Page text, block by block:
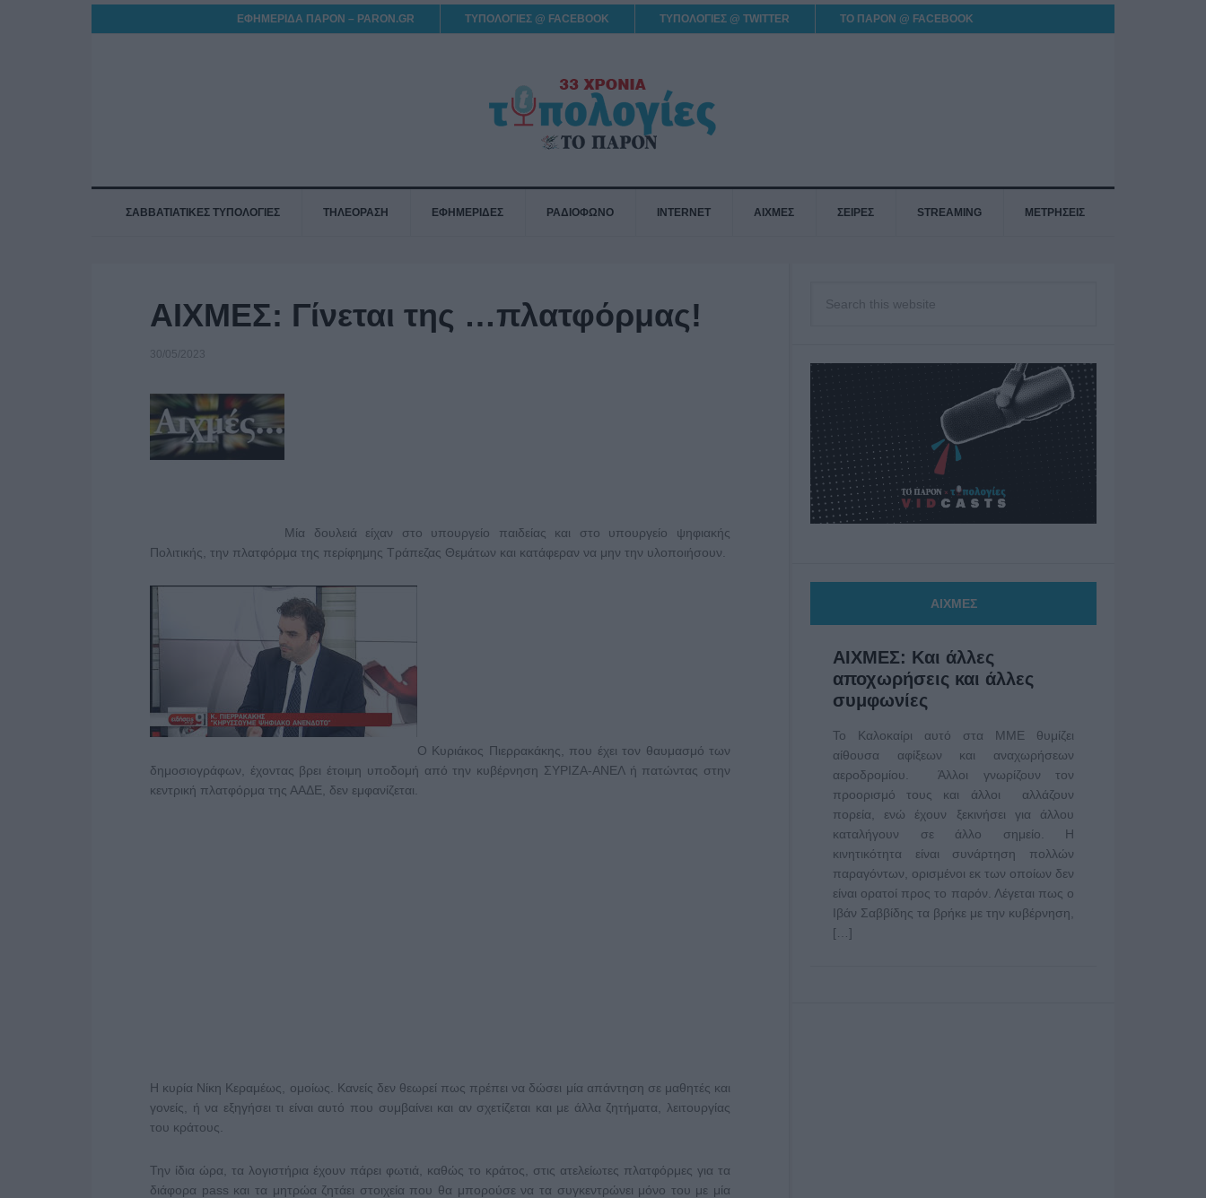
ΕΦΗΜΕΡΙΔΑ ΠΑΡΟΝ – PARON.GR ΤΥΠΟΛΟΓΙΕΣ @ FACEBOOK ΤΥΠΟΛΟΓΙΕΣ @ TWITTER ΤΟ ΠΑΡΟΝ @ FACEBOOK
ΣΑΒΒΑΤΙΑΤΙΚΕΣ ΤΥΠΟΛΟΓΙΕΣ ΤΗΛΕΟΡΑΣΗ ΕΦΗΜΕΡΙΔΕΣ ΡΑΔΙΟΦΩΝΟ INTERNET ΑΙΧΜΕΣ ΣΕΙΡΕΣ STREAMING ΜΕΤΡΗΣΕΙΣ
ΑΙΧΜΕΣ: Γίνεται της …πλατφόρμας!
30/05/2023
Μία δουλειά είχαν στο υπουργείο παιδείας και στο υπουργείο ψηφιακής
Πολιτικής, την πλατφόρμα της περίφημης Τράπεζας Θεμάτων και κατάφεραν να μην την υλοποιήσουν.
Ο Κυριάκος Πιερρακάκης, που έχει τον θαυμασμό των
δημοσιογράφων, έχοντας βρει έτοιμη υποδομή από την κυβέρνηση ΣΥΡΙΖΑ-ΑΝΕΛ ή πατώντας στην
κεντρική πλατφόρμα της ΑΑΔΕ, δεν εμφανίζεται.
Η κυρία Νίκη Κεραμέως, ομοίως. Κανείς δεν θεωρεί πως πρέπει να δώσει μία απάντηση σε μαθητές και
γονείς, ή να εξηγήσει τι είναι αυτό που συμβαίνει και αν σχετίζεται και με άλλα ζητήματα, λειτουργίας
του κράτους.
Την ίδια ώρα, τα λογιστήρια έχουν πάρει φωτιά, καθώς το κράτος, στις ατελείωτες πλατφόρμες για τα
διάφορα pass και τα μητρώα ζητάει στοιχεία που θα μπορούσε να τα συγκεντρώνει μόνο του με μία
ΑΙΧΜΕΣ
ΑΙΧΜΕΣ: Και άλλες
αποχωρήσεις και άλλες
συμφωνίες
Το Καλοκαίρι αυτό στα ΜΜΕ θυμίζει
αίθουσα αφίξεων και αναχωρήσεων
αεροδρομίου. Άλλοι γνωρίζουν τον
προορισμό τους και άλλοι αλλάζουν
πορεία, ενώ έχουν ξεκινήσει για άλλου
καταλήγουν σε άλλο σημείο. Η
κινητικότητα είναι συνάρτηση πολλών
παραγόντων, ορισμένοι εκ των οποίων δεν
είναι ορατοί προς το παρόν. Λέγεται πως ο
Ιβάν Σαββίδης τα βρήκε με την κυβέρνηση,
[…]